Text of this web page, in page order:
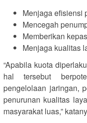
Menjaga efisiensi
Mencegah
Memberikan
Menjaga kualitas
“Apabila kuota
hal tersebut
pengelolaan jaringan,
penurunan kualitas
masyarakat luas,”